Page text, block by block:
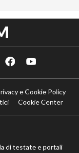
e Cookie Policy
Cookie Center
di testate e portali